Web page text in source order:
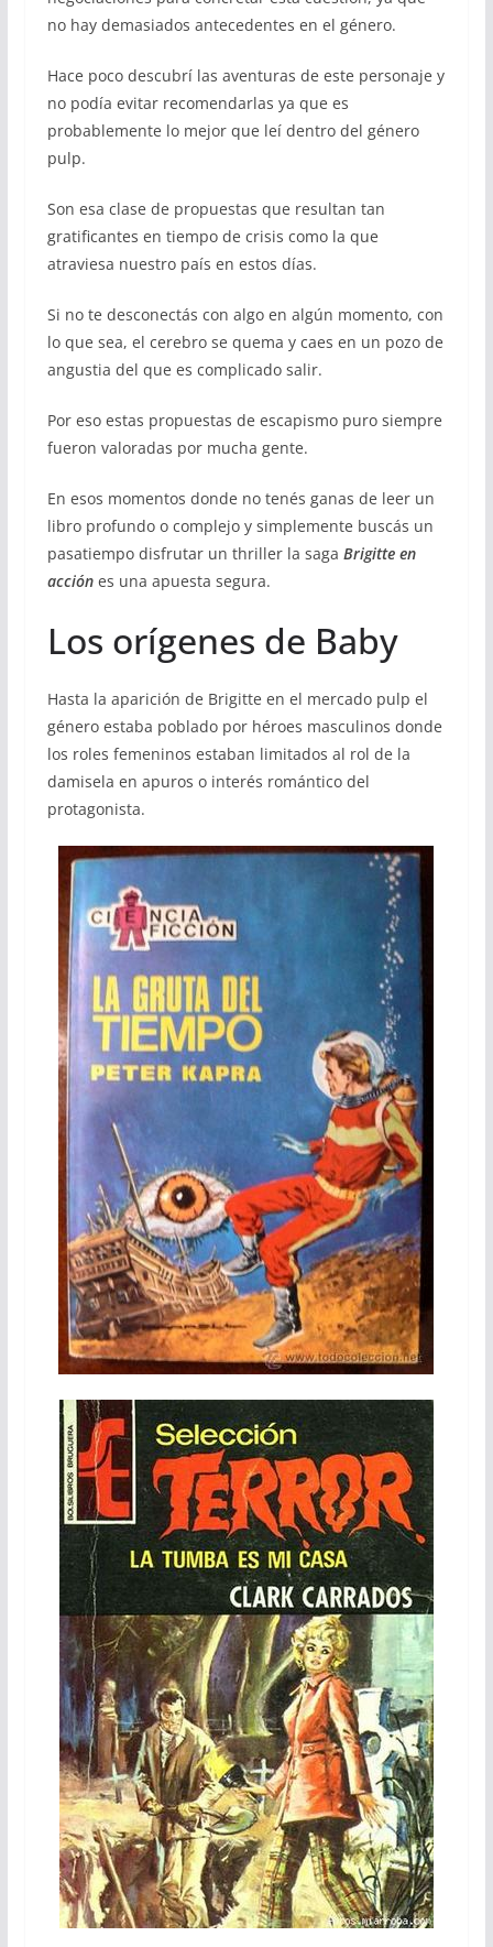
no hay demasiados antecedentes en el género.
Hace poco descubrí las aventuras de este personaje y
no podía evitar recomendarlas ya que es
probablemente lo mejor que leí dentro del género
pulp.
Son esa clase de propuestas que resultan tan
gratificantes en tiempo de crisis como la que
atraviesa nuestro país en estos días.
Si no te desconectás con algo en algún momento, con
lo que sea, el cerebro se quema y caes en un pozo de
angustia del que es complicado salir.
Por eso estas propuestas de escapismo puro siempre
fueron valoradas por mucha gente.
En esos momentos donde no tenés ganas de leer un
libro profundo o complejo y simplemente buscás un
pasatiempo disfrutar un thriller la saga Brigitte en
acciónes una apuesta segura.
Los orígenes de Baby
Hasta la aparición de Brigitte en el mercado pulp el
género estaba poblado por héroes masculinos donde
los roles femeninos estaban limitados al rol de la
damisela en apuros o interés romántico del
protagonista.